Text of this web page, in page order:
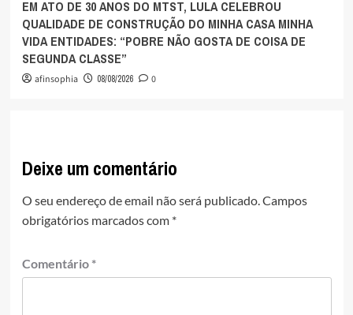
EM ATO DE 30 ANOS DO MTST, LULA CELEBROU
QUALIDADE DE CONSTRUÇÃO DO MINHA CASA MINHA
VIDA ENTIDADES: “POBRE NÃO GOSTA DE COISA DE
SEGUNDA CLASSE”
afinsophia 08/08/2026 0
Deixe um comentário
O seu endereço de email não será publicado.Campos
obrigatórios marcados com *
Comentário *